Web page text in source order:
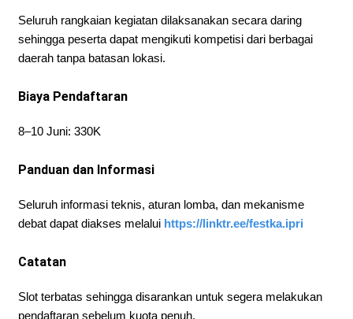
Seluruh rangkaian kegiatan dilaksanakan secara daring
sehingga peserta dapat mengikuti kompetisi dari berbagai
daerah tanpa batasan lokasi.
Biaya Pendaftaran
8–10 Juni: 330K
Panduan dan Informasi
Seluruh informasi teknis, aturan lomba, dan mekanisme
debat dapat diakses melalui https://linktr.ee/festka.ipri
Catatan
Slot terbatas sehingga disarankan untuk segera melakukan
pendaftaran sebelum kuota penuh.